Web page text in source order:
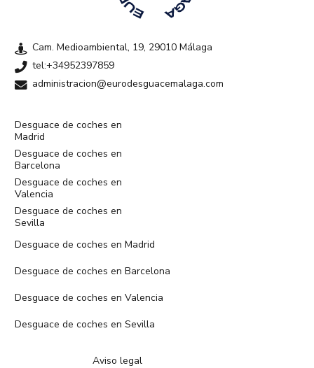
Cam. Medioambiental, 19, 29010 Málaga
tel:+34952397859
administracion@eurodesguacemalaga.com
Desguace de coches en
Madrid
Desguace de coches en
Barcelona
Desguace de coches en
Valencia
Desguace de coches en
Sevilla
Desguace de coches en Madrid
Desguace de coches en Barcelona
Desguace de coches en Valencia
Desguace de coches en Sevilla
Aviso legal